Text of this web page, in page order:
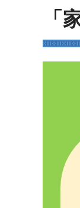
「